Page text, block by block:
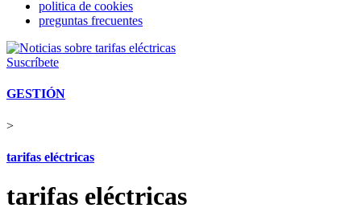
politica de cookies
preguntas frecuentes
Suscríbete
GESTIÓN
>
tarifas eléctricas
tarifas eléctricas